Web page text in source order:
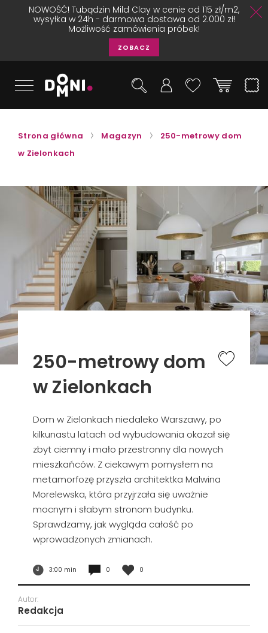
NOWOŚĆ! Tubądzin Mild Clay w cenie od 115 zł/m2,
wysyłka w 24h - darmowa dostawa od 2.000 zł!
Możliwość zamówienia próbek!
ZOBACZ
Strona główna Magazyn
250-metrowy dom
w Zielonkach
250-metrowy dom
w Zielonkach
Dom w Zielonkach niedaleko Warszawy, po
kilkunastu latach od wybudowania okazał się
zbyt ciemny i mało przestronny dla nowych
mieszkańców. Z ciekawym pomysłem na
metamorfozę przyszła architektka Malwina
Morelewska, która przyjrzała się uważnie
mocnym i słabym stronom budynku.
Sprawdzamy, jak wygląda całość po
wprowadzonych zmianach.
3:00 min 0 0
Autor:
Redakcja